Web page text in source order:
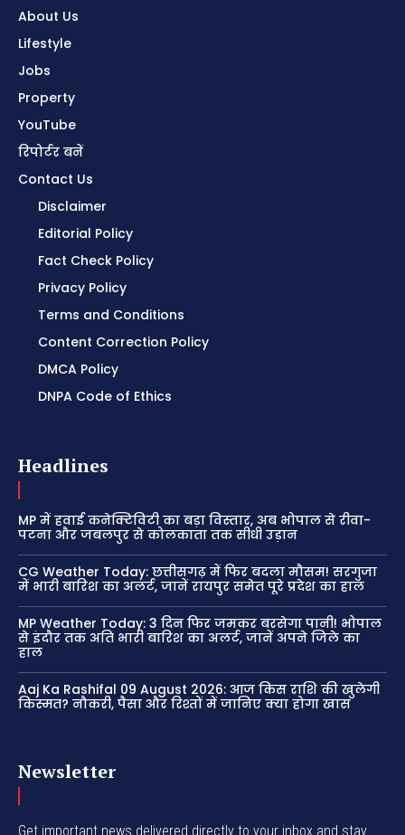
About Us
Lifestyle
Jobs
Property
YouTube
रिपोर्टर बनें
Contact Us
Disclaimer
Editorial Policy
Fact Check Policy
Privacy Policy
Terms and Conditions
Content Correction Policy
DMCA Policy
DNPA Code of Ethics
Headlines
MP में हवाई कनेक्टिविटी का बड़ा विस्तार, अब भोपाल से रीवा-
पटना और जबलपुर से कोलकाता तक सीधी उड़ान
CG Weather Today: छत्तीसगढ़ में फिर बदला मौसम! सरगुजा
में भारी बारिश का अलर्ट, जानें रायपुर समेत पूरे प्रदेश का हाल
MP Weather Today: 3 दिन फिर जमकर बरसेगा पानी! भोपाल
से इंदौर तक अति भारी बारिश का अलर्ट, जानें अपने जिले का
हाल
Aaj Ka Rashifal 09 August 2026: आज किस राशि की खुलेगी
किस्मत? नौकरी, पैसा और रिश्तों में जानिए क्या होगा खास
Newsletter
Get important news delivered directly to your inbox and stay